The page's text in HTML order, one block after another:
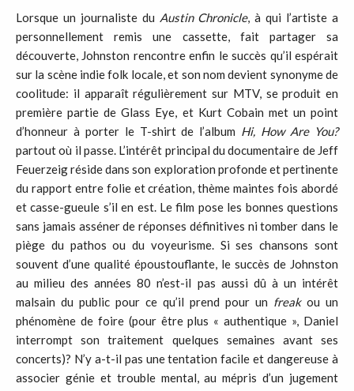
Lorsque un journaliste du Austin Chronicle, à qui l’artiste a
personnellement remis une cassette, fait partager sa
découverte, Johnston rencontre enfin le succès qu’il espérait
sur la scène indie folk locale, et son nom devient synonyme de
coolitude: il apparaît régulièrement sur MTV, se produit en
première partie de Glass Eye, et Kurt Cobain met un point
d’honneur à porter le T-shirt de l’album Hi, How Are You?
partout où il passe. L’intérêt principal du documentaire de Jeff
Feuerzeig réside dans son exploration profonde et pertinente
du rapport entre folie et création, thème maintes fois abordé
et casse-gueule s’il en est. Le film pose les bonnes questions
sans jamais asséner de réponses définitives ni tomber dans le
piège du pathos ou du voyeurisme. Si ses chansons sont
souvent d’une qualité époustouflante, le succès de Johnston
au milieu des années 80 n’est-il pas aussi dû à un intérêt
malsain du public pour ce qu’il prend pour un freakou un
phénomène de foire (pour être plus « authentique », Daniel
interrompt son traitement quelques semaines avant ses
concerts)? N’y a-t-il pas une tentation facile et dangereuse à
associer génie et trouble mental, au mépris d’un jugement